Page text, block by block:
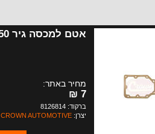
אטם למכסה גיר T150
מחיר באתר:
7 ₪
ברקוד: 8126814
יצרן: CROWN AUTOMOTIVE